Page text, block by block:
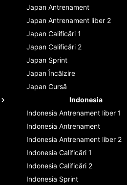
Japan Antrenament
Japan Antrenament liber 2
Japan Calificări 1
Japan Calificări 2
Japan Sprint
Japan Încălzire
Japan Cursă
Indonesia
Indonesia Antrenament liber 1
Indonesia Antrenament
Indonesia Antrenament liber 2
Indonesia Calificări 1
Indonesia Calificări 2
Indonesia Sprint